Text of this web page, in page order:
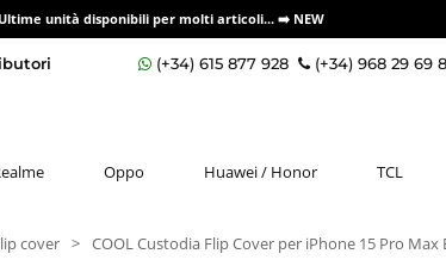
Ultime unità disponibili per molti articoli...➡️ NEW
(+34) 615 877 928 (+34) 968 29 69
Oppo Huawei / Honor TCL
cover > COOL Custodia Flip Cover per iPhone 15 Pro Max